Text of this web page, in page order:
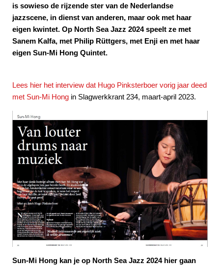
is sowieso de rijzende ster van de Nederlandse
jazzscene, in dienst van anderen, maar ook met haar
eigen kwintet. Op North Sea Jazz 2024 speelt ze met
Sanem Kalfa, met Philip Rüttgers, met Enji en met haar
eigen Sun-Mi Hong Quintet.
Lees hier het interview dat Hugo Pinksterboer vorig jaar deed
met Sun-Mi Hong in Slagwerkkrant 234, maart-april 2023.
Sun-Mi Hong kan je op North Sea Jazz 2024 hier gaan